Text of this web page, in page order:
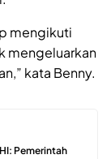
mengikuti
mengeluarkan
kata Benny.
Pemerintah